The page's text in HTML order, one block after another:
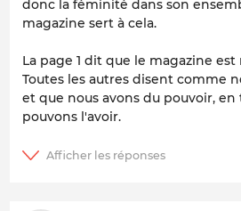
donc la féminité dans son
magazine sert à cela.
La page 1 dit que le magazine
Toutes les autres disent comme
et que nous avons du pouvoir, en
pouvons l'avoir.